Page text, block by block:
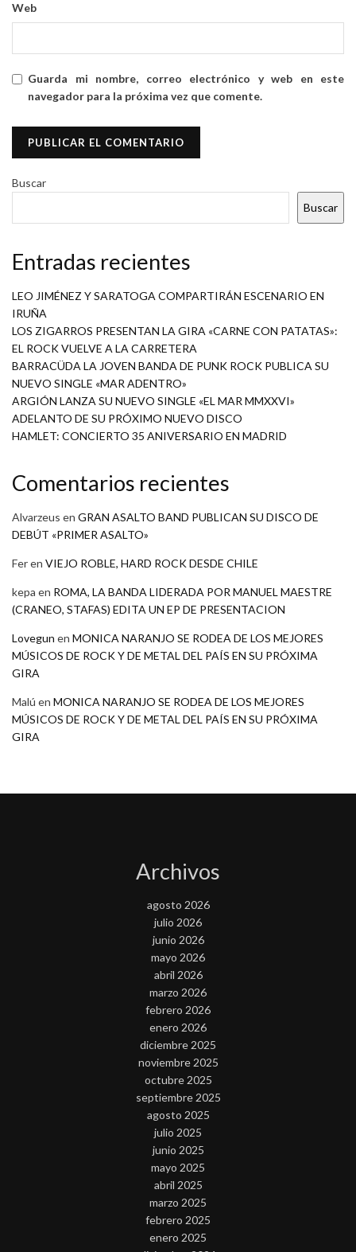
Web
Guarda mi nombre, correo electrónico y web en este
navegador para la próxima vez que comente.
Buscar
Buscar
Entradas recientes
LEO JIMÉNEZ Y SARATOGA COMPARTIRÁN ESCENARIO EN
IRUÑA
LOS ZIGARROS PRESENTAN LA GIRA «CARNE CON PATATAS»:
EL ROCK VUELVE A LA CARRETERA
BARRACÜDA LA JOVEN BANDA DE PUNK ROCK PUBLICA SU
NUEVO SINGLE «MAR ADENTRO»
ARGIÓN LANZA SU NUEVO SINGLE «EL MAR MMXXVI»
ADELANTO DE SU PRÓXIMO NUEVO DISCO
HAMLET: CONCIERTO 35 ANIVERSARIO EN MADRID
Comentarios recientes
Alvarzeus en GRAN ASALTO BAND PUBLICAN SU DISCO DE
DEBÚT «PRIMER ASALTO»
Feren VIEJO ROBLE, HARD ROCK DESDE CHILE
kepa en ROMA, LA BANDA LIDERADA POR MANUEL MAESTRE
(CRANEO, STAFAS) EDITA UN EP DE PRESENTACION
Lovegun en MONICA NARANJO SE RODEA DE LOS MEJORES
MÚSICOS DE ROCK Y DE METAL DEL PAÍS EN SU PRÓXIMA
GIRA
Malú en MONICA NARANJO SE RODEA DE LOS MEJORES
MÚSICOS DE ROCK Y DE METAL DEL PAÍS EN SU PRÓXIMA
GIRA
Archivos
agosto 2026
julio 2026
junio 2026
mayo 2026
abril 2026
marzo 2026
febrero 2026
enero 2026
diciembre 2025
noviembre 2025
octubre 2025
septiembre 2025
agosto 2025
julio 2025
junio 2025
mayo 2025
abril 2025
marzo 2025
febrero 2025
enero 2025